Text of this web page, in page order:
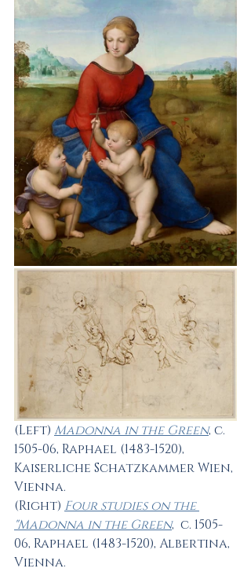
(Left) Madonna in the Green, c.
1505-06, Raphael (1483-1520),
Kaiserliche Schatzkammer Wien,
Vienna.
(Right) Four studies on the
"Madonna in the Green,  c. 1505-
06, Raphael (1483-1520), Albertina,
Vienna.